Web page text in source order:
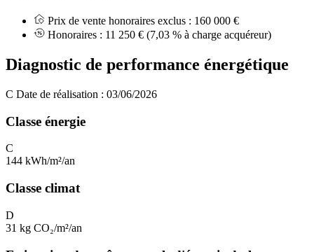
Prix de vente honoraires exclus : 160 000 €
Honoraires : 11 250 € (7,03 % à charge acquéreur)
Diagnostic de performance énergétique
C Date de réalisation : 03/06/2026
Classe énergie
C
144 kWh/m²/an
Classe climat
D
31 kg CO₂/m²/an